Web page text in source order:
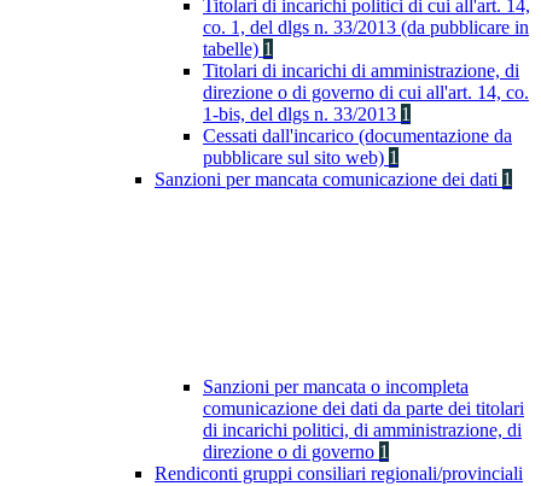
Titolari di incarichi politici di cui all'art. 14,
co. 1, del dlgs n. 33/2013 (da pubblicare in
tabelle) 1
Titolari di incarichi di amministrazione, di
direzione o di governo di cui all'art. 14, co.
1-bis, del dlgs n. 33/2013 1
Cessati dall'incarico (documentazione da
pubblicare sul sito web) 1
Sanzioni per mancata comunicazione dei dati 1
Sanzioni per mancata o incompleta
comunicazione dei dati da parte dei titolari
di incarichi politici, di amministrazione, di
direzione o di governo 1
Rendiconti gruppi consiliari regionali/provinciali